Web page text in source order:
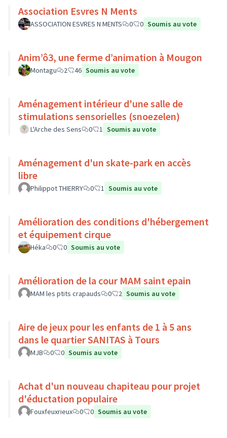
Association Esvres N Ments
ASSOCIATION ESVRES N MENTS 0 0 Soumis au vote
Anim’ô3, une ferme d’animation à Mougon
Montagu 2 46 Soumis au vote
Aménagement intérieur d'une salle de
stimulations sensorielles (snoezelen)
L'Arche des Sens 0 1 Soumis au vote
Aménagement d'un skate-park en accès
libre
Philippot THIERRY 0 1 Soumis au vote
Amélioration des conditions d'hébergement
et équipement cirque
Héka 0 0 Soumis au vote
Amélioration de la cour MAM saint epain
MAM les ptits crapauds 0 2 Soumis au vote
Aire de jeux pour les enfants de 1 à 5 ans
dans le quartier SANITAS à Tours
MJB 0 0 Soumis au vote
Achat d'un nouveau chapiteau pour projet
d'éductation populaire
Fouxfeuxrieux 0 0 Soumis au vote